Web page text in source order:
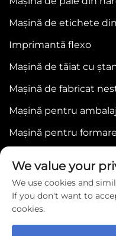
Mașină de etichete
Imprimantă flexo
Mașină de tăiat cu
Mașină de fabricat
Mașină pentru
Mașină pentru
MACHINERY CO.,LTD
We value your
We use cookies and
If you don't want to
cookies.